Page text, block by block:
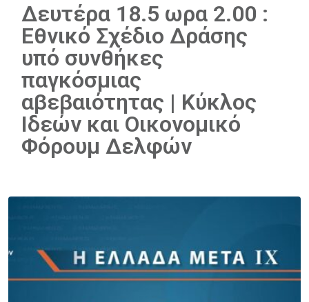
Δευτέρα 18.5 ωρα 2.00 :
Εθνικό Σχέδιο Δράσης
υπό συνθήκες
παγκόσμιας
αβεβαιότητας | Κύκλος
Ιδεών και Οικονομικό
Φόρουμ Δελφών